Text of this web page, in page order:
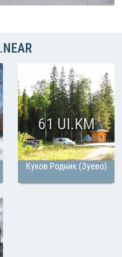
Куков Родник (Зуево)
61 UI.KM